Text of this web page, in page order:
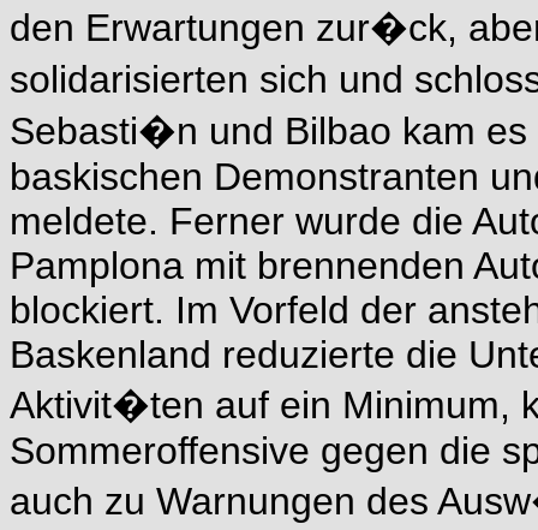
den Erwartungen zur�ck,
solidarisierten sich und
Sebasti�n und Bilbao kam
baskischen Demonstranten
meldete. Ferner wurde die
Pamplona mit brennenden
blockiert. Im Vorfeld der
Baskenland reduzierte die
Aktivit�ten auf ein Minimum,
Sommeroffensive gegen die
auch zu Warnungen des